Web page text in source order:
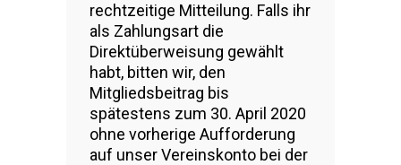
rechtzeitige Mitteilung. Falls ihr
als Zahlungsart die
Direktüberweisung gewählt
habt, bitten wir, den
Mitgliedsbeitrag bis
spätestens zum 30. April 2020
ohne vorherige Aufforderung
auf unser Vereinskonto bei der